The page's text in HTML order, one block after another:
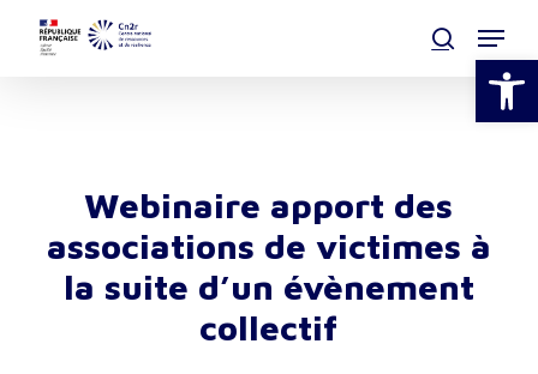
Ouvrir
Skip
search
Menu
Webinaire apport des
associations de victimes à
la suite d’un évènement
collectif​